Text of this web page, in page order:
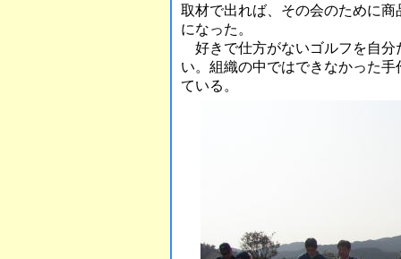
取材で出れば、その会のために
になった。
好きで仕方がないゴルフを自分
い。組織の中ではできなかった
ている。